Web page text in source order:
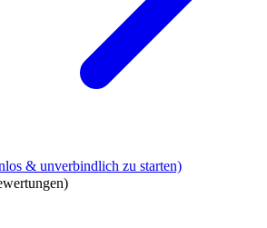
& unverbindlich zu starten)